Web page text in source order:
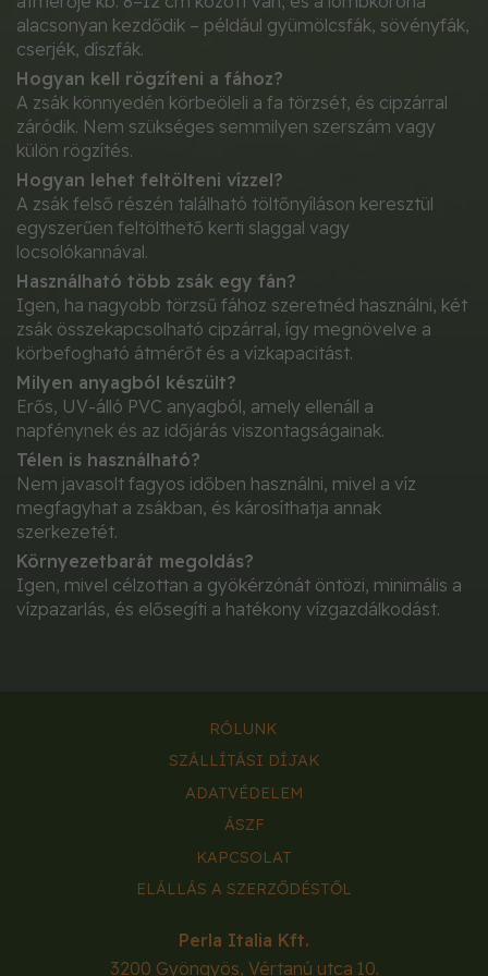
alacsonyan kezdődik – például gyümölcsfák, sövényfák,
cserjék, díszfák.
Hogyan kell rögzíteni a fához?
A zsák könnyedén körbeöleli a fa törzsét, és cipzárral
záródik. Nem szükséges semmilyen szerszám vagy
külön rögzítés.
Hogyan lehet feltölteni vízzel?
A zsák felső részén található töltőnyíláson keresztül
egyszerűen feltölthető kerti slaggal vagy
locsolókannával.
Használható több zsák egy fán?
Igen, ha nagyobb törzsű fához szeretnéd használni, két
zsák összekapcsolható cipzárral, így megnövelve a
körbefogható átmérőt és a vízkapacitást.
Milyen anyagból készült?
Erős, UV-álló PVC anyagból, amely ellenáll a
napfénynek és az időjárás viszontagságainak.
Télen is használható?
Nem javasolt fagyos időben használni, mivel a víz
megfagyhat a zsákban, és károsíthatja annak
szerkezetét.
Környezetbarát megoldás?
Igen, mivel célzottan a gyökérzónát öntözi, minimális a
vízpazarlás, és elősegíti a hatékony vízgazdálkodást.
RÓLUNK
SZÁLLÍTÁSI DÍJAK
ADATVÉDELEM
ÁSZF
KAPCSOLAT
ELÁLLÁS A SZERZŐDÉSTŐL
Perla Italia Kft.
3200 Gyöngyös, Vértanú utca 10.